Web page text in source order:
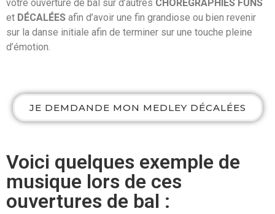
votre ouverture de bal sur d’autres CHORÉGRAPHIES FUNS
et DÉCALÉES afin d’avoir une fin grandiose ou bien revenir
sur la danse initiale afin de terminer sur une touche pleine
d’émotion.
JE DEMDANDE MON MEDLEY DÉCALÉES
Voici quelques exemple de
musique lors de ces
ouvertures de bal :